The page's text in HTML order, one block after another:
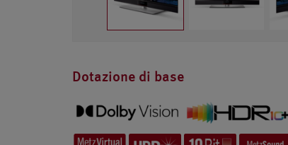
Dotazione di base